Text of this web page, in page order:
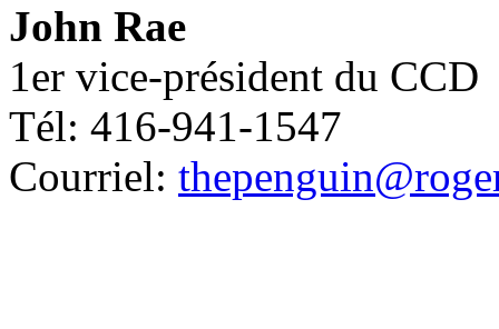
John Rae
1er vice-président du CCD
Tél: 416-941-1547
Courriel: